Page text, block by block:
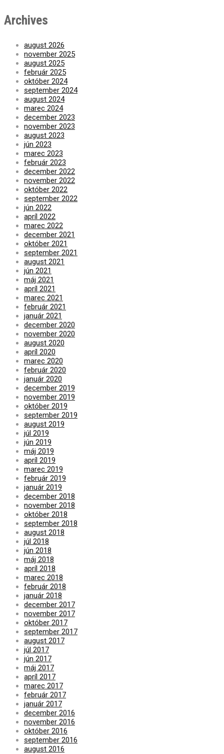
Archives
august 2026
november 2025
august 2025
február 2025
október 2024
september 2024
august 2024
marec 2024
december 2023
november 2023
august 2023
jún 2023
marec 2023
február 2023
december 2022
november 2022
október 2022
september 2022
jún 2022
apríl 2022
marec 2022
december 2021
október 2021
september 2021
august 2021
jún 2021
máj 2021
apríl 2021
marec 2021
február 2021
január 2021
december 2020
november 2020
august 2020
apríl 2020
marec 2020
február 2020
január 2020
december 2019
november 2019
október 2019
september 2019
august 2019
júl 2019
jún 2019
máj 2019
apríl 2019
marec 2019
február 2019
január 2019
december 2018
november 2018
október 2018
september 2018
august 2018
júl 2018
jún 2018
máj 2018
apríl 2018
marec 2018
február 2018
január 2018
december 2017
november 2017
október 2017
september 2017
august 2017
júl 2017
jún 2017
máj 2017
apríl 2017
marec 2017
február 2017
január 2017
december 2016
november 2016
október 2016
september 2016
august 2016